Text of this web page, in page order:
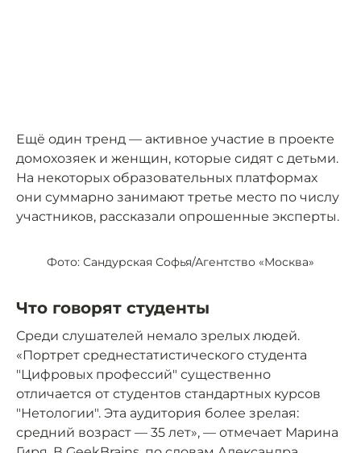
Ещё один тренд — активное участие в проекте
домохозяек и женщин, которые сидят с детьми.
На некоторых образовательных платформах
они суммарно занимают третье место по числу
участников, рассказали опрошенные эксперты.
Фото: Сандурская Софья/Агентство «Москва»
Что говорят студенты
Среди слушателей немало зрелых людей.
«Портрет среднестатистического студента
"Цифровых профессий" существенно
отличается от студентов стандартных курсов
"Нетологии". Эта аудитория более зрелая:
средний возраст — 35 лет», — отмечает Марина